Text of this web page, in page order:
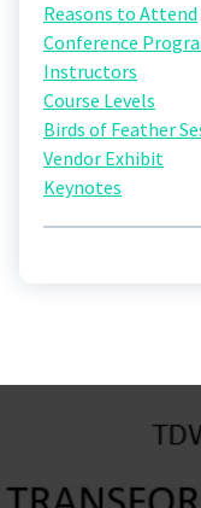
Reasons to Attend
Conference
Instructors
Course Levels
Birds of Feather
Vendor Exhibit
Keynotes